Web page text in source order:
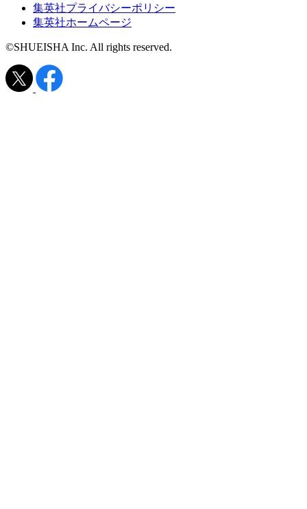
集英社プライバシーポリシー
集英社ホームページ
©SHUEISHA Inc. All rights reserved.